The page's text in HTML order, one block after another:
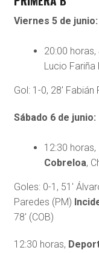
Viernes 5 de junio:
20:00 horas,
Lucio Fariña
Gol: 1-0, 28′
Sábado 6 de junio:
12:30 horas,
Cobreloa,
Goles: 0-1, 51′
Paredes (PM)
78′ (COB)
12:30 horas,